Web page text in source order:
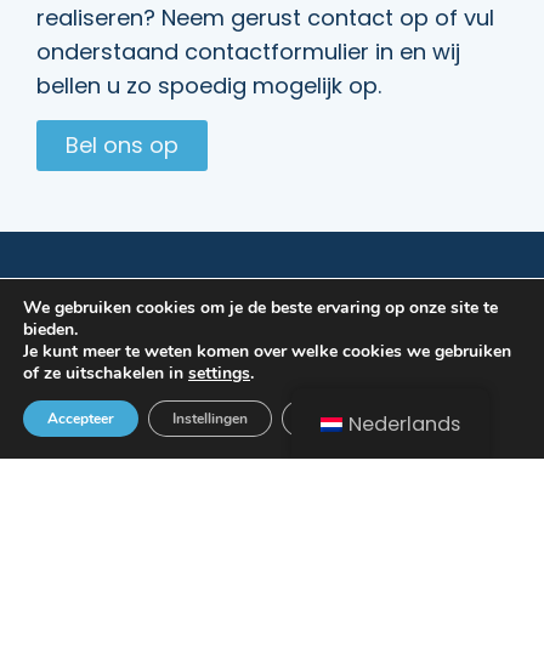
realiseren? Neem gerust contact op of vul
onderstaand contactformulier in en wij
bellen u zo spoedig mogelijk op.
Bel ons op
Vul het contactformulier in
[gravityform id="1" title="false"]
Nederlands
We gebruiken cookies om je de beste ervaring op onze site te
bieden.
Je kunt meer te weten komen over welke cookies we gebruiken
of ze uitschakelen in settings.
Accepteer Instellingen Sluit AVG/GDPR cookie banner